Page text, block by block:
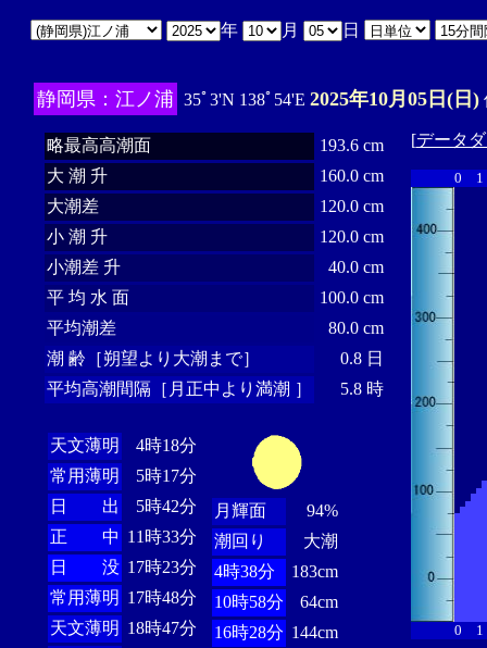
年 月 日
静岡県：江ノ浦 35ﾟ3'N 138ﾟ54'E 2025年10月05日(日)
略最高高潮面
193.6 cm
大 潮 升
160.0 cm
大潮差
120.0 cm
小 潮 升
120.0 cm
小潮差 升
40.0 cm
平 均 水 面
100.0 cm
平均潮差
80.0 cm
潮 齢［朔望より大潮まで］
0.8 日
平均高潮間隔［月正中より満潮 ］
5.8 時
天文薄明
4時18分
常用薄明
5時17分
日 出
5時42分
正 中 11時33分
日 没 17時23分
常用薄明 17時48分
天文薄明 18時47分
月輝面
94%
潮回り
大潮
4時38分
183cm
10時58分
64cm
16時28分 144cm
[データ
0 1
0 1